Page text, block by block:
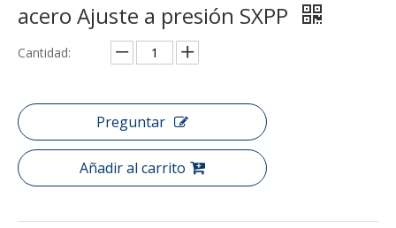
acero Ajuste a presión SXPP
Cantidad:
Preguntar
Añadir al carrito